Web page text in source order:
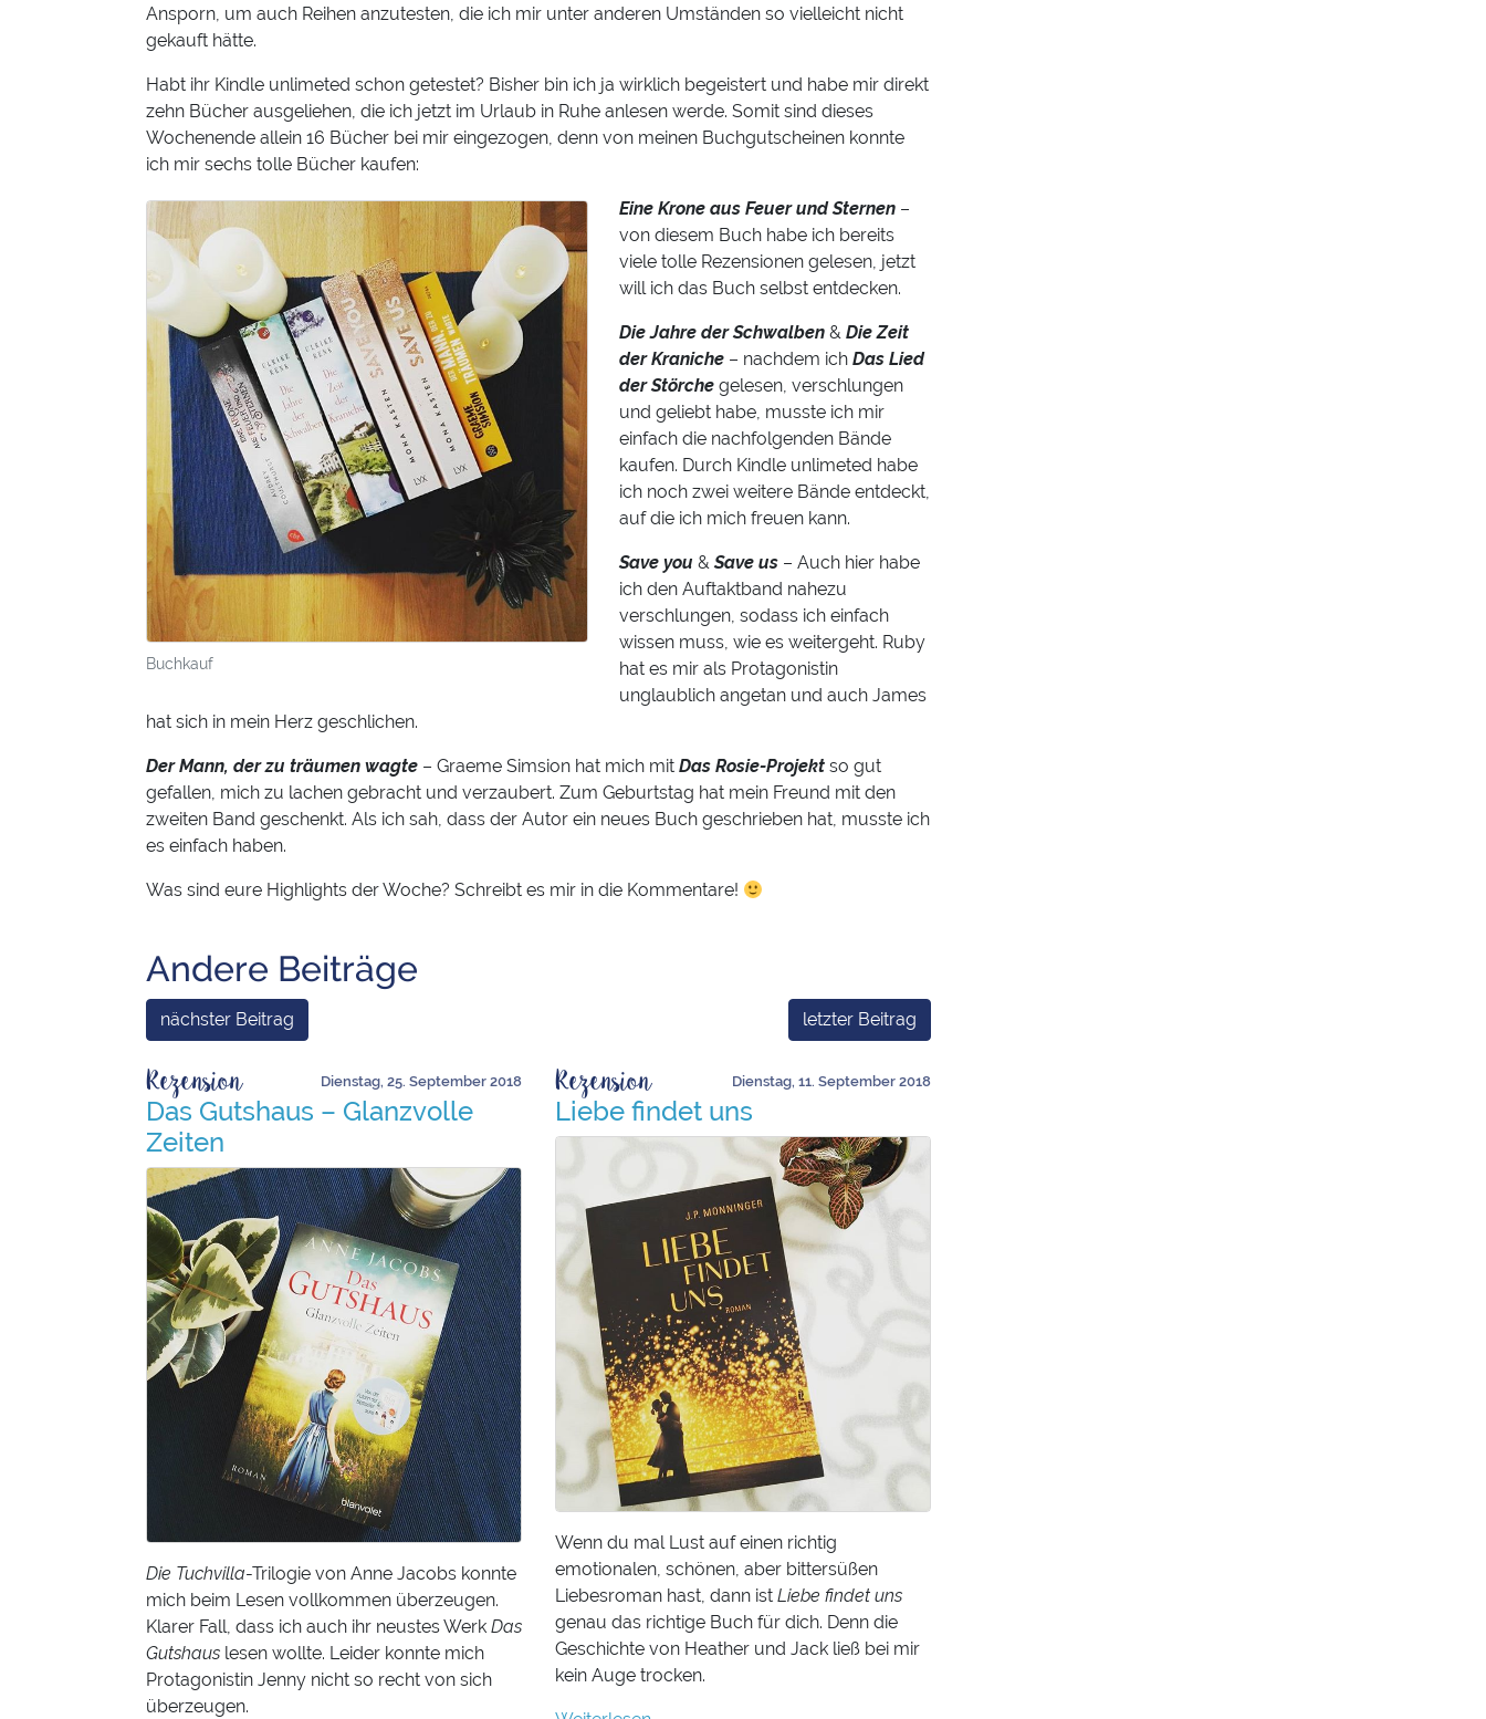
Ansporn, um auch Reihen anzutesten, die ich mir unter anderen Umständen so vielleicht nicht
gekauft hätte.
Habt ihr Kindle unlimeted schon getestet? Bisher bin ich ja wirklich begeistert und habe mir direkt
zehn Bücher ausgeliehen, die ich jetzt im Urlaub in Ruhe anlesen werde. Somit sind dieses
Wochenende allein 16 Bücher bei mir eingezogen, denn von meinen Buchgutscheinen konnte
ich mir sechs tolle Bücher kaufen:
Buchkauf
Eine Krone aus Feuer und Sternen –
von diesem Buch habe ich bereits
viele tolle Rezensionen gelesen, jetzt
will ich das Buch selbst entdecken.
Die Jahre der Schwalben & Die Zeit
der Kraniche – nachdem ich Das Lied
der Störche gelesen, verschlungen
und geliebt habe, musste ich mir
einfach die nachfolgenden Bände
kaufen. Durch Kindle unlimeted habe
ich noch zwei weitere Bände entdeckt,
auf die ich mich freuen kann.
Save you &Save us – Auch hier habe
ich den Auftaktband nahezu
verschlungen, sodass ich einfach
wissen muss, wie es weitergeht. Ruby
hat es mir als Protagonistin
unglaublich angetan und auch James
hat sich in mein Herz geschlichen.
Der Mann, der zu träumen wagte – Graeme Simsion hat mich mit Das Rosie-Projekt so gut
gefallen, mich zu lachen gebracht und verzaubert. Zum Geburtstag hat mein Freund mit den
zweiten Band geschenkt. Als ich sah, dass der Autor ein neues Buch geschrieben hat, musste ich
es einfach haben.
Was sind eure Highlights der Woche? Schreibt es mir in die Kommentare!
Andere Beiträge
nächster Beitrag
Dienstag, 25. September 2018
Rezension
Das Gutshaus – Glanzvolle
Zeiten
Die Tuchvilla-Trilogie von Anne Jacobs konnte
mich beim Lesen vollkommen überzeugen.
Klarer Fall, dass ich auch ihr neustes Werk Das
Gutshaus lesen wollte. Leider konnte mich
Protagonistin Jenny nicht so recht von sich
überzeugen.
letzter Beitrag
Dienstag, 11. September 2018
Rezension
Liebe findet uns
Wenn du mal Lust auf einen richtig
emotionalen, schönen, aber bittersüßen
Liebesroman hast, dann ist Liebe findet uns
genau das richtige Buch für dich. Denn die
Geschichte von Heather und Jack ließ bei mir
kein Auge trocken.